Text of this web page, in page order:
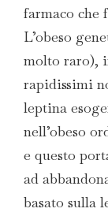
farmaco che
L’obeso
molto raro),
rapidissimi
leptina
nell’obeso
e questo
ad
basato sulla